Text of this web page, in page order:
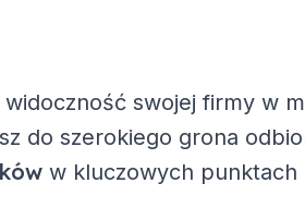
swojej firmy w
do szerokiego grona
w kluczowych punktach